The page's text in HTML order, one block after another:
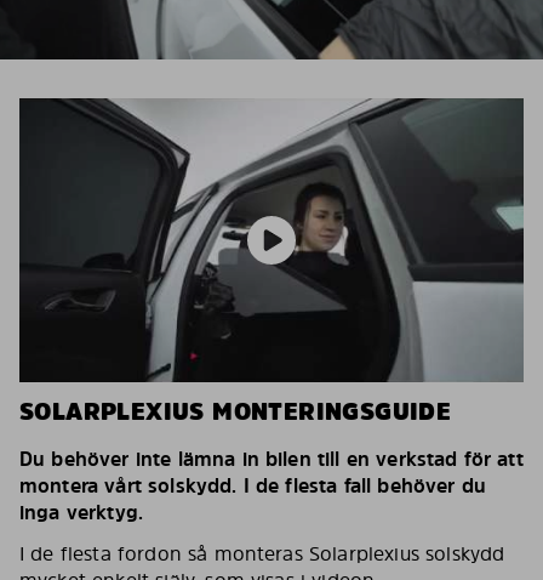
SOLARPLEXIUS MONTERINGSGUIDE
Du behöver inte lämna in bilen till en verkstad för att
montera vårt solskydd. I de flesta fall behöver du
inga verktyg.
I de flesta fordon så monteras Solarplexius solskydd